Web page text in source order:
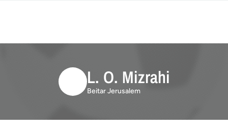
L. O. Mizrahi
Beitar Jerusalem